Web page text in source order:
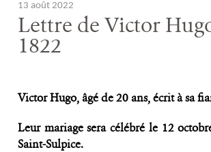
13 août 2022
Lettre de Victor
1822
Victor Hugo, âgé de 20 ans, écrit à sa
Leur mariage sera célébré le 12
Saint-Sulpice.